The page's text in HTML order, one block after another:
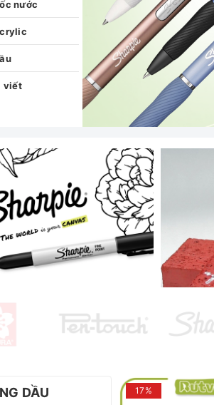
nước
viết
DẦU 17%